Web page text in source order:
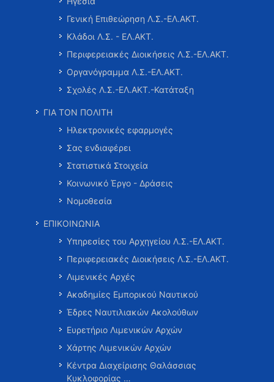
Γενική Επιθεώρηση Λ.Σ.-ΕΛ.ΑΚΤ.
Κλάδοι Λ.Σ. - ΕΛ.ΑΚΤ.
Περιφερειακές Διοικήσεις Λ.Σ.-ΕΛ.ΑΚΤ.
Οργανόγραμμα Λ.Σ.-ΕΛ.ΑΚΤ.
Σχολές Λ.Σ.-ΕΛ.ΑΚΤ.-Κατάταξη
ΓΙΑ ΤΟΝ ΠΟΛΙΤΗ
Ηλεκτρονικές εφαρμογές
Σας ενδιαφέρει
Στατιστικά Στοιχεία
Κοινωνικό Έργο - Δράσεις
Νομοθεσία
ΕΠΙΚΟΙΝΩΝΙΑ
Υπηρεσίες του Αρχηγείου Λ.Σ.-ΕΛ.ΑΚΤ.
Περιφερειακές Διοικήσεις Λ.Σ.-ΕΛ.ΑΚΤ.
Λιμενικές Αρχές
Ακαδημίες Εμπορικού Ναυτικού
Έδρες Ναυτιλιακών Ακολούθων
Ευρετήριο Λιμενικών Αρχών
Χάρτης Λιμενικών Αρχών
Κέντρα Διαχείρισης Θαλάσσιας
Κυκλοφορίας …